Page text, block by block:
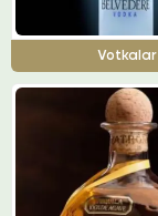
Votkalar